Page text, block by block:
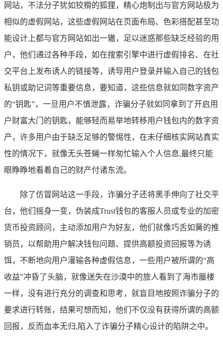
网站，不法分子犹如狡猾的狐狸，精心炮制出与官方网站极为
相似的虚假网站，这些虚假网站在页面布局、色彩搭配甚至功
能设计上都与官方网站如出一辙，足以迷惑那些缺乏经验的用
户，他们通过各种手段，如在搜索引擎中进行虚假排名、在社
交平台上发布诱人的链接等，诱导用户登录并输入自己的钱包
私钥或助记词等重要信息，要知道，这些信息就如同数字资产
的“钥匙”，一旦用户不慎泄露，诈骗分子就如同拿到了开启用
户财富大门的钥匙，能够轻而易举地转移用户钱包内的数字资
产，许多用户由于缺乏足够的警惕性，在未仔细核实网站真实
性的情况下，就像无头苍蝇一样匆忙输入个人信息,最终只能
眼睁睁地看着自己的财产付诸东流。
除了仿冒网站这一手段，诈骗分子还将黑手伸向了社交平
台，他们摇身一变，伪装成Trust钱包的客服人员或专业的加密
货币投资顾问，主动添加用户为好友，他们就像巧舌如簧的推
销员，以帮助用户解决钱包问题、提供高额投资回报等为诱
饵，不断地向用户灌输各种虚假信息，一些用户被所谓的“高
收益”冲昏了头脑，就像迷失在沙漠中的旅人看到了海市蜃楼
一样，没有进行充分的调查和思考，就盲目地按照诈骗分子的
要求进行转账，结果可想而知，他们不仅没有获得所谓的高额
回报，反而血本无归,陷入了诈骗分子精心设计的陷阱之中。